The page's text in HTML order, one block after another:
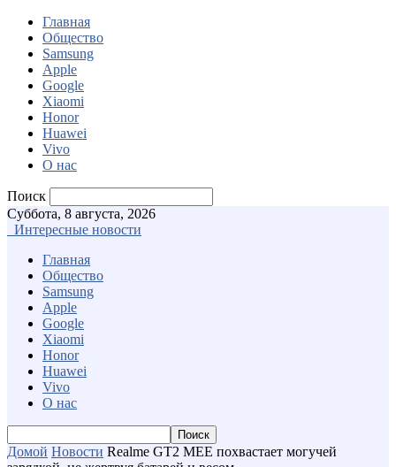
Главная
Общество
Samsung
Apple
Google
Xiaomi
Honor
Huawei
Vivo
О нас
Поиск
Суббота, 8 августа, 2026
Интересные новости
Главная
Общество
Samsung
Apple
Google
Xiaomi
Honor
Huawei
Vivo
О нас
Домой Новости Realme GT2 MEE похвастает могучей